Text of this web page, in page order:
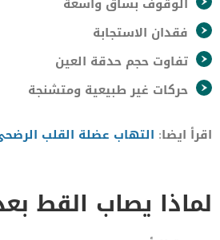
فقدان الاستجابة
تفاوت حجم حدقة العين
حركات غير طبيعية ومتشنجة
اقرأ ايضا: التهاب عضلة القلب
لماذا يصاب القط